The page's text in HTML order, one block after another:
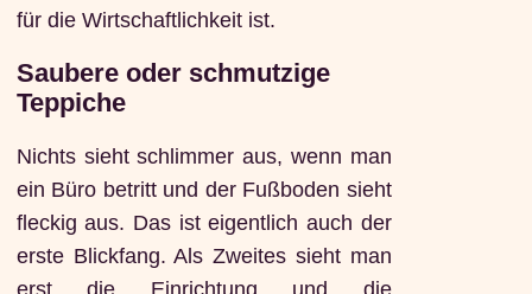
für die Wirtschaftlichkeit ist.
Saubere oder schmutzige
Teppiche
Nichts sieht schlimmer aus, wenn man
ein Büro betritt und der Fußboden sieht
fleckig aus. Das ist eigentlich auch der
erste Blickfang. Als Zweites sieht man
erst die Einrichtung und die